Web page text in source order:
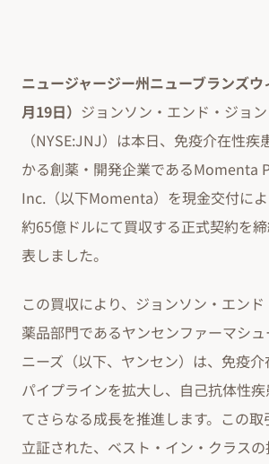
ニュージャージー州ニューブランズ
月19日） ジョンソン・エンド・ジョ
（NYSE:JNJ）は本日、免疫介在性
かる創薬・開発企業であるMomenta
Inc.（以下Momenta）を現金交付に
約65億ドルにて買収する正式契約を
表しました。
この買収により、ジョンソン・エン
薬品部門であるヤンセンファーマシ
ニーズ（以下、ヤンセン）は、免疫
パイプラインを拡大し、自己抗体性
てさらなる成長を推進します。この
立証された、ベスト・イン・クラス